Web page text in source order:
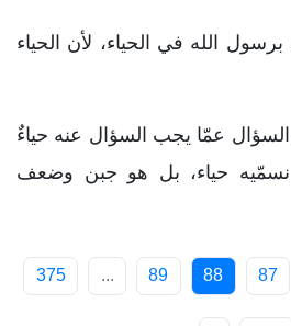
الله في الحياء، لأن الحياء
السؤال عمّا يجب السؤال عنه حياءٌ
نسمّيه حياء، بل هو جبن وضعف
87
88
89
...
375